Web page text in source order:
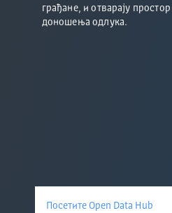
грађане, и отварају
доношења одлука.
Посетите Open Data Hub